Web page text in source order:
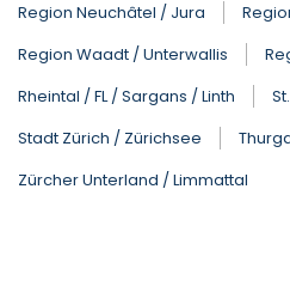
Region Neuchâtel / Jura
Region Waadt / Unterwallis
Rheintal / FL / Sargans / Linth
Stadt Zürich / Zürichsee
Zürcher Unterland / Limmattal